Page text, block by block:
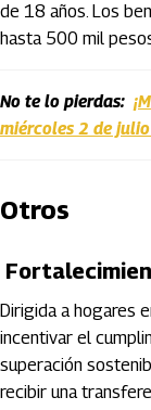
de 18 años. Los
hasta 500 mil
No te lo pierdas:
miércoles 2 de
Otros
Dirigida a hogares
incentivar el
superación
recibir una